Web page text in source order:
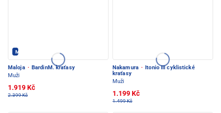
Maloja - PEC POD SNĚŽKOU
Maloja · BardinM. kraťasy
Muži
1.919 Kč
2.399 Kč
Nakamura ·
Itonio III cyklistické
kraťasy
Muži
1.199 Kč
1.499 Kč